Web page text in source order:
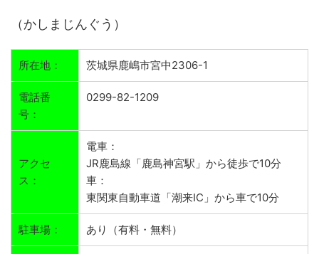
（かしまじんぐう）
所在地： 茨城県鹿嶋市宮中2306-1
電話番
号：
0299-82-1209
アクセ
ス：
電車：
JR鹿島線「鹿島神宮駅」から徒歩で10分
車：
東関東自動車道「潮来IC」から車で10分
駐車場： あり（有料・無料）